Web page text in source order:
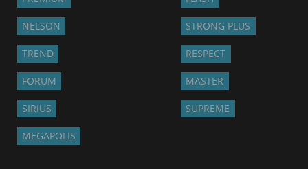
NELSON STRONG PLUS
TREND RESPECT
FORUM MASTER
SIRIUS SUPREME
MEGAPOLIS